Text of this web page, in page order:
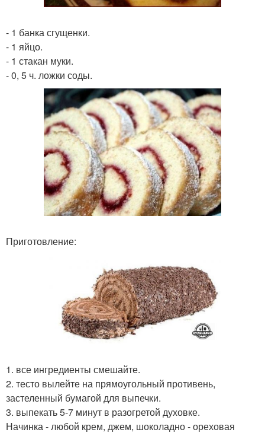
- 1 банка сгущенки.
- 1 яйцо.
- 1 стакан муки.
- 0, 5 ч. ложки соды.
Приготовление:
1. все ингредиенты смешайте.
2. тесто вылейте на прямоугольный противень,
застеленный бумагой для выпечки.
3. выпекать 5-7 минут в разогретой духовке.
Начинка - любой крем, джем, шоколадно - ореховая